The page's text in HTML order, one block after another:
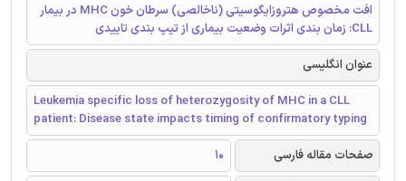
افت مخصوص هتروزایگوسیتی (ناخالصی) سرطان خون MHC در بیمار
CLL: زمان بندی اثرات وضعیت بیماری از تیپ بندی تاییدی
عنوان انگلیسی
Leukemia specific loss of heterozygosity of MHC in a CLL
patient: Disease state impacts timing of confirmatory typing
صفحات مقاله فارسی
10